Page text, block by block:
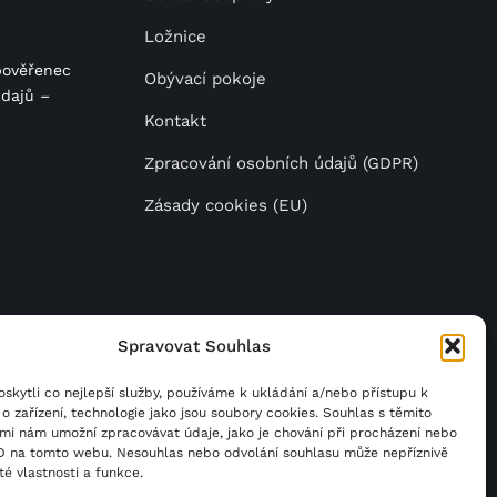
Spravovat Souhlas
co nejlepší služby, používáme k ukládání a/nebo přístupu k
zařízení, technologie jako jsou soubory cookies. Souhlas s těmito
nám umožní zpracovávat údaje, jako je chování při procházení nebo
na tomto webu. Nesouhlas nebo odvolání souhlasu může nepříznivě
vlastnosti a funkce.
–
Ložnice
Obývací pokoje
Kontakt
Zpracování osobních údajů (GDPR)
Zásady cookies (EU)